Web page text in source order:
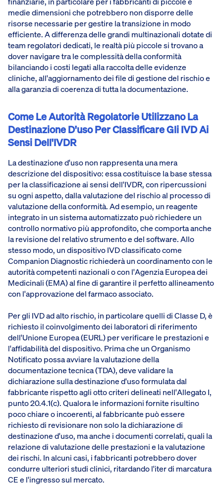
medie dimensioni che potrebbero non disporre delle
risorse necessarie per gestire la transizione in modo
efficiente. A differenza delle grandi multinazionali dotate di
team regolatori dedicati, le realtà più piccole si trovano a
dover navigare tra le complessità della conformità
bilanciando i costi legati alla raccolta delle evidenze
cliniche, all'aggiornamento dei file di gestione del rischio e
alla garanzia di coerenza di tutta la documentazione.
Come Le Autorità Regolatorie Utilizzano La
Destinazione D'uso Per Classificare Gli IVD Ai
Sensi Dell'IVDR
La destinazione d'uso non rappresenta una mera
descrizione del dispositivo: essa costituisce la base stessa
per la classificazione ai sensi dell'IVDR, con ripercussioni
su ogni aspetto, dalla valutazione del rischio al processo di
valutazione della conformità. Ad esempio, un reagente
integrato in un sistema automatizzato può richiedere un
controllo normativo più approfondito, che comporta anche
la revisione del relativo strumento e del software. Allo
stesso modo, un dispositivo IVD classificato come
Companion Diagnostic richiederà un coordinamento con le
autorità competenti nazionali o con l'Agenzia Europea dei
Medicinali (EMA) al fine di garantire il perfetto allineamento
con l'approvazione del farmaco associato.
Per gli IVD ad alto rischio, in particolare quelli di Classe D, è
richiesto il coinvolgimento dei laboratori di riferimento
dell'Unione Europea (EURL) per verificare le prestazioni e
l'affidabilità del dispositivo. Prima che un Organismo
Notificato possa avviare la valutazione della
documentazione tecnica (TDA), deve validare la
dichiarazione sulla destinazione d'uso formulata dal
fabbricante rispetto agli otto criteri delineati nell'Allegato I,
punto 20.4.1(c). Qualora le informazioni fornite risultino
poco chiare o incoerenti, al fabbricante può essere
richiesto di revisionare non solo la dichiarazione di
destinazione d'uso, ma anche i documenti correlati, quali la
relazione di valutazione delle prestazioni e la valutazione
dei rischi. In alcuni casi, i fabbricanti potrebbero dover
condurre ulteriori studi clinici, ritardando l'iter di marcatura
CE e l'ingresso sul mercato.